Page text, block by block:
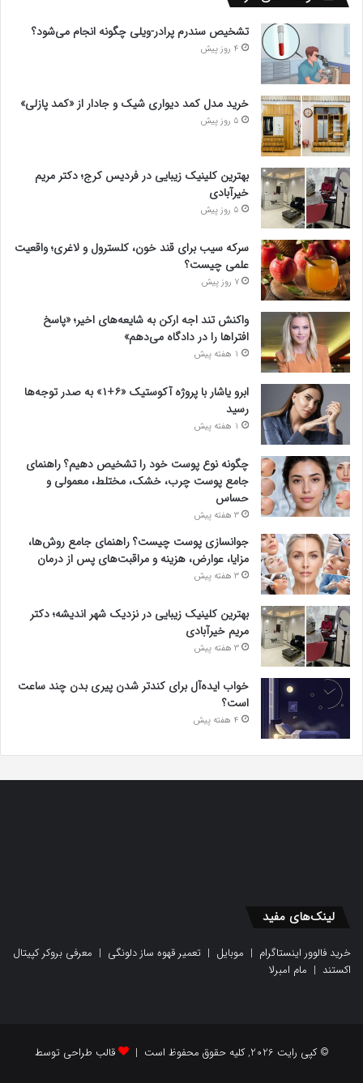
تشخیص سندرم پرادر-ویلی چگونه انجام می‌شود؟
4 روز پیش
خرید مدل کمد دیواری شیک و جادار از «کمد پازلی»
5 روز پیش
بهترین کلینیک زیبایی در فردیس کرج؛ دکتر مریم
خیرآبادی
5 روز پیش
سرکه سیب برای قند خون، کلسترول و لاغری؛ واقعیت
علمی چیست؟
7 روز پیش
واکنش تند اجه ارکن به شایعه‌های اخیر؛ «پاسخ
افتراها را در دادگاه می‌دهم»
1 هفته پیش
ابرو یاشار با پروژه آکوستیک «۶+۱» به صدر توجه‌ها
رسید
1 هفته پیش
چگونه نوع پوست خود را تشخیص دهیم؟ راهنمای
جامع پوست چرب، خشک، مختلط، معمولی و
حساس
3 هفته پیش
جوانسازی پوست چیست؟ راهنمای جامع روش‌ها،
مزایا، عوارض، هزینه و مراقبت‌های پس از درمان
3 هفته پیش
بهترین کلینیک زیبایی در نزدیک شهر اندیشه؛ دکتر
مریم خیرآبادی
3 هفته پیش
خواب ایده‌آل برای کندتر شدن پیری بدن چند ساعت
است؟
4 هفته پیش
لینک‌های مفید
خرید فالوور اینستاگرام | موبایل | تعمیر قهوه ساز دلونگی | معرفی بروکر کپیتال
اکستند | مام امبرلا
© کپی رایت 2026, کلیه حقوق محفوظ است | قالب طراحی توسط